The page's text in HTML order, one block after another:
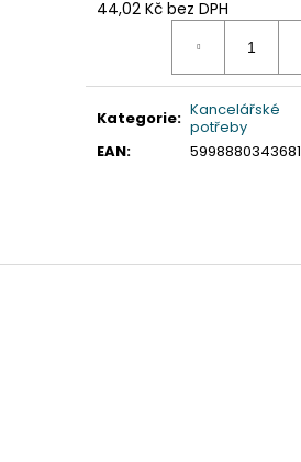
44,02 Kč bez DPH
Kategorie: Kancelářské
potřeby
EAN: 5998880343681
ETIKETY SAMOLEPICÍ 70X37 MM POTISK